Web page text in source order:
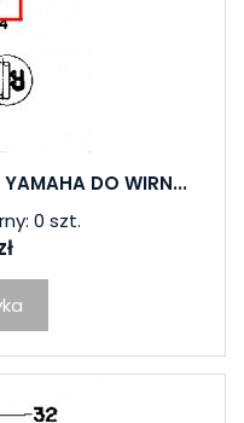
DO WIRN...
0 szt.